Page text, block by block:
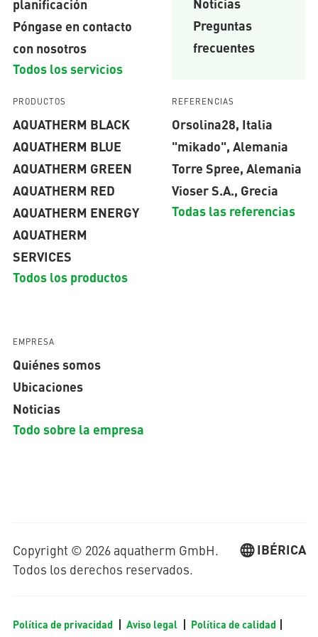
Póngase en contacto
con nosotros
Todos los servicios
Preguntas
frecuentes
PRODUCTOS
AQUATHERM BLACK
AQUATHERM BLUE
AQUATHERM GREEN
AQUATHERM RED
AQUATHERM ENERGY
AQUATHERM
SERVICES
Todos los productos
REFERENCIAS
Orsolina28, Italia
"mikado", Alemania
Torre Spree, Alemania
Vioser S.A., Grecia
Todas las referencias
EMPRESA
Quiénes somos
Ubicaciones
Noticias
Todo sobre la empresa
Copyright © 2026 aquatherm GmbH.
Todos los derechos reservados.
IBÉRICA
Política de privacidad Aviso legal
Política de calidad